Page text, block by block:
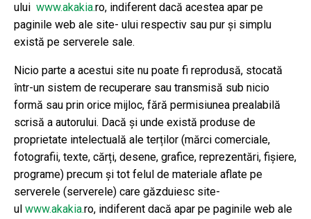
ului www.akakia.ro, indiferent dacă acestea apar pe
paginile web ale site- ului respectiv sau pur și simplu
există pe serverele sale.
Nicio parte a acestui site nu poate fi reprodusă, stocată
într-un sistem de recuperare sau transmisă sub nicio
formă sau prin orice mijloc, fără permisiunea prealabilă
scrisă a autorului. Dacă și unde există produse de
proprietate intelectuală ale terților (mărci comerciale,
fotografii, texte, cărți, desene, grafice, reprezentări, fișiere,
programe) precum și tot felul de materiale aflate pe
serverele (serverele) care găzduiesc site-
ul www.akakia.ro, indiferent dacă apar pe paginile web ale